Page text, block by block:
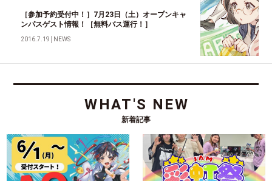
［参加予約受付中！］7月23日（土）オープンキャ
ンパスゲスト情報！［無料バス運行！］
2016.7.19 NEWS
WHAT'S NEW
新着記事